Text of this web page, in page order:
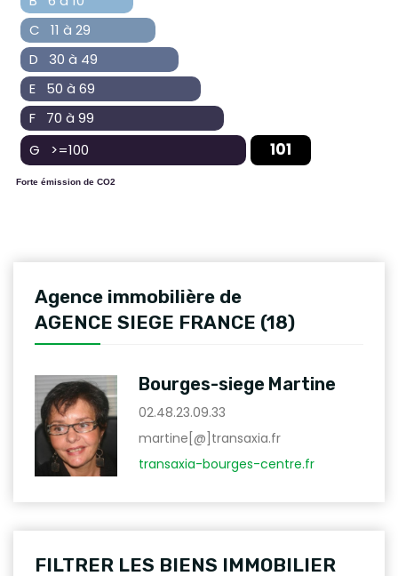
C 11 à 29
D 30 à 49
E 50 à 69
F 70 à 99
G >=100
101
Forte émission de CO2
Agence immobilière de
AGENCE SIEGE FRANCE (18)
Bourges-siege Martine
02.48.23.09.33
martine[@]transaxia.fr
transaxia-bourges-centre.fr
FILTRER LES BIENS IMMOBILIER